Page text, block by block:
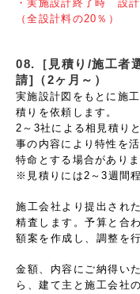
・実施設計終了時 設
（全設計料の20％）
08.［見積り/施工者
請]（2ヶ月～）
実施設計図をもとに施
積りを依頼します。
2～3社による相見積り
事の内容により特性を
特命とする場合がありま
※見積りには2～3週間
施工会社より提出され
精査します。予算と合
額案を作成し、調整を
金額、内容にご納得い
ら、建て主と施工会社